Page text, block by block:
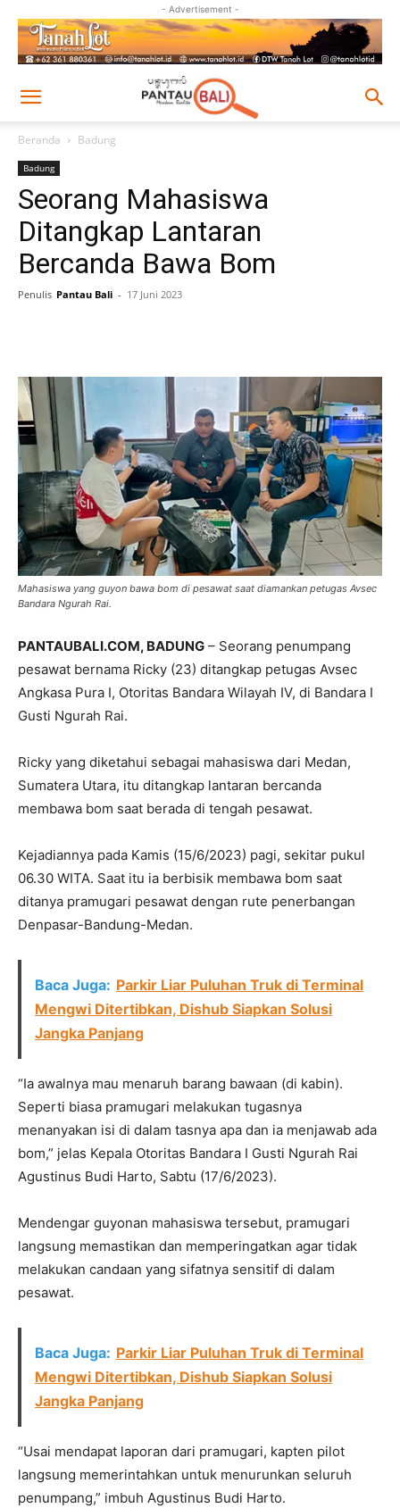
- Advertisement -
Beranda Badung
Badung
Seorang Mahasiswa
Ditangkap Lantaran
Bercanda Bawa Bom
Penulis Pantau Bali - 17 Juni 2023
Mahasiswa yang guyon bawa bom di pesawat saat diamankan petugas Avsec
Bandara Ngurah Rai.
PANTAUBALI.COM, BADUNG – Seorang penumpang
pesawat bernama Ricky (23) ditangkap petugas Avsec
Angkasa Pura I, Otoritas Bandara Wilayah IV, di Bandara I
Gusti Ngurah Rai.
Ricky yang diketahui sebagai mahasiswa dari Medan,
Sumatera Utara, itu ditangkap lantaran bercanda
membawa bom saat berada di tengah pesawat.
Kejadiannya pada Kamis (15/6/2023) pagi, sekitar pukul
06.30 WITA. Saat itu ia berbisik membawa bom saat
ditanya pramugari pesawat dengan rute penerbangan
Denpasar-Bandung-Medan.
Baca Juga: Parkir Liar Puluhan Truk di Terminal
Mengwi Ditertibkan, Dishub Siapkan Solusi
Jangka Panjang
“Ia awalnya mau menaruh barang bawaan (di kabin).
Seperti biasa pramugari melakukan tugasnya
menanyakan isi di dalam tasnya apa dan ia menjawab ada
bom,” jelas Kepala Otoritas Bandara I Gusti Ngurah Rai
Agustinus Budi Harto, Sabtu (17/6/2023).
Mendengar guyonan mahasiswa tersebut, pramugari
langsung memastikan dan memperingatkan agar tidak
melakukan candaan yang sifatnya sensitif di dalam
pesawat.
Baca Juga: Parkir Liar Puluhan Truk di Terminal
Mengwi Ditertibkan, Dishub Siapkan Solusi
Jangka Panjang
“Usai mendapat laporan dari pramugari, kapten pilot
langsung memerintahkan untuk menurunkan seluruh
penumpang,” imbuh Agustinus Budi Harto.